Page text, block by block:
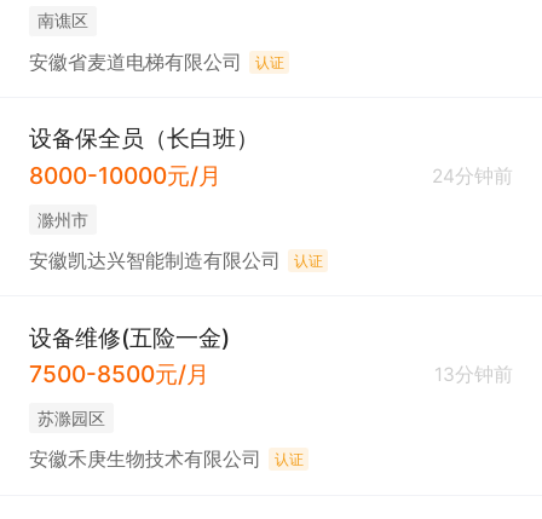
南谯区
安徽省麦道电梯有限公司 认证
设备保全员（长白班）
8000-10000元/月
24分钟前
滁州市
安徽凯达兴智能制造有限公司 认证
设备维修(五险一金)
7500-8500元/月
13分钟前
苏滁园区
安徽禾庚生物技术有限公司 认证